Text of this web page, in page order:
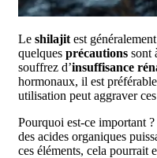
Le shilajit est
quelques précautions sont
souffrez d’insuffisance
hormonaux, il est
utilisation peut aggraver
Pourquoi est-ce important
des acides organiques
ces éléments, cela pourrait